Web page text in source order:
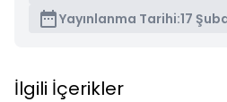
Yayınlanma Tarihi:17
İlgili İçerikler